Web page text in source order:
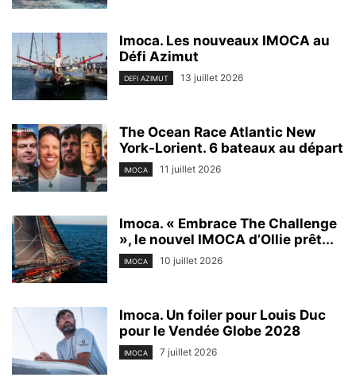
Imoca. Les nouveaux IMOCA au
Défi Azimut
DEFI AZIMUT 13 juillet 2026
The Ocean Race Atlantic New
York-Lorient. 6 bateaux au départ
IMOCA 11 juillet 2026
Imoca. « Embrace The Challenge
», le nouvel IMOCA d’Ollie prêt...
IMOCA 10 juillet 2026
Imoca. Un foiler pour Louis Duc
pour le Vendée Globe 2028
IMOCA 7 juillet 2026